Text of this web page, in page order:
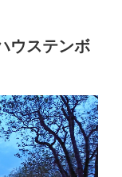
ウステンボ